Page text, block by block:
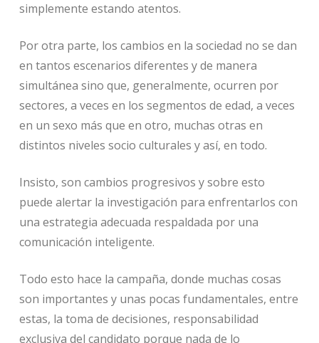
simplemente estando atentos.
Por otra parte, los cambios en la sociedad no se dan
en tantos escenarios diferentes y de manera
simultánea sino que, generalmente, ocurren por
sectores, a veces en los segmentos de edad, a veces
en un sexo más que en otro, muchas otras en
distintos niveles socio culturales y así, en todo.
Insisto, son cambios progresivos y sobre esto
puede alertar la investigación para enfrentarlos con
una estrategia adecuada respaldada por una
comunicación inteligente.
Todo esto hace la campaña, donde muchas cosas
son importantes y unas pocas fundamentales, entre
estas, la toma de decisiones, responsabilidad
exclusiva del candidato porque nada de lo